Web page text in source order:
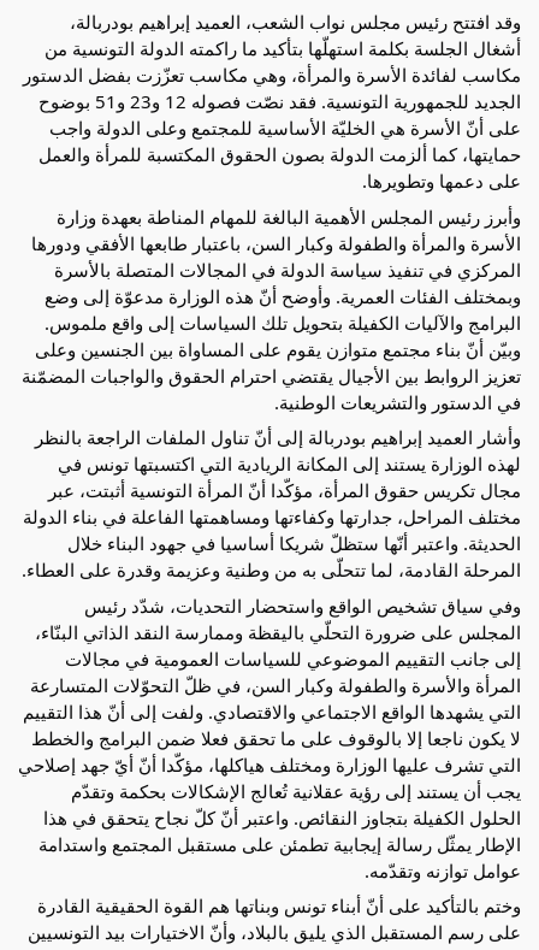
وقد افتتح رئيس مجلس نواب الشعب، العميد إبراهيم بودربالة،
أشغال الجلسة بكلمة استهلّها بتأكيد ما راكمته الدولة التونسية من
مكاسب لفائدة الأسرة والمرأة، وهي مكاسب تعزّزت بفضل الدستور
الجديد للجمهورية التونسية. فقد نصّت فصوله 12 و23 و51 بوضوح
على أنّ الأسرة هي الخليّة الأساسية للمجتمع وعلى الدولة واجب
حمايتها، كما ألزمت الدولة بصون الحقوق المكتسبة للمرأة والعمل
على دعمها وتطويرها.
وأبرز رئيس المجلس الأهمية البالغة للمهام المناطة بعهدة وزارة
الأسرة والمرأة والطفولة وكبار السن، باعتبار طابعها الأفقي ودورها
المركزي في تنفيذ سياسة الدولة في المجالات المتصلة بالأسرة
وبمختلف الفئات العمرية. وأوضح أنّ هذه الوزارة مدعوّة إلى وضع
البرامج والآليات الكفيلة بتحويل تلك السياسات إلى واقع ملموس.
وبيّن أنّ بناء مجتمع متوازن يقوم على المساواة بين الجنسين وعلى
تعزيز الروابط بين الأجيال يقتضي احترام الحقوق والواجبات المضمّنة
في الدستور والتشريعات الوطنية.
وأشار العميد إبراهيم بودربالة إلى أنّ تناول الملفات الراجعة بالنظر
لهذه الوزارة يستند إلى المكانة الريادية التي اكتسبتها تونس في
مجال تكريس حقوق المرأة، مؤكّدا أنّ المرأة التونسية أثبتت، عبر
مختلف المراحل، جدارتها وكفاءتها ومساهمتها الفاعلة في بناء الدولة
الحديثة. واعتبر أنّها ستظلّ شريكا أساسيا في جهود البناء خلال
المرحلة القادمة، لما تتحلّى به من وطنية وعزيمة وقدرة على العطاء.
وفي سياق تشخيص الواقع واستحضار التحديات، شدّد رئيس
المجلس على ضرورة التحلّي باليقظة وممارسة النقد الذاتي البنّاء،
إلى جانب التقييم الموضوعي للسياسات العمومية في مجالات
المرأة والأسرة والطفولة وكبار السن، في ظلّ التحوّلات المتسارعة
التي يشهدها الواقع الاجتماعي والاقتصادي. ولفت إلى أنّ هذا التقييم
لا يكون ناجعا إلا بالوقوف على ما تحقق فعلا ضمن البرامج والخطط
التي تشرف عليها الوزارة ومختلف هياكلها، مؤكّدا أنّ أيّ جهد إصلاحي
يجب أن يستند إلى رؤية عقلانية تُعالج الإشكالات بحكمة وتقدّم
الحلول الكفيلة بتجاوز النقائص. واعتبر أنّ كلّ نجاح يتحقق في هذا
الإطار يمثّل رسالة إيجابية تطمئن على مستقبل المجتمع واستدامة
عوامل توازنه وتقدّمه.
وختم بالتأكيد على أنّ أبناء تونس وبناتها هم القوة الحقيقية القادرة
على رسم المستقبل الذي يليق بالبلاد، وأنّ الاختيارات بيد التونسيين